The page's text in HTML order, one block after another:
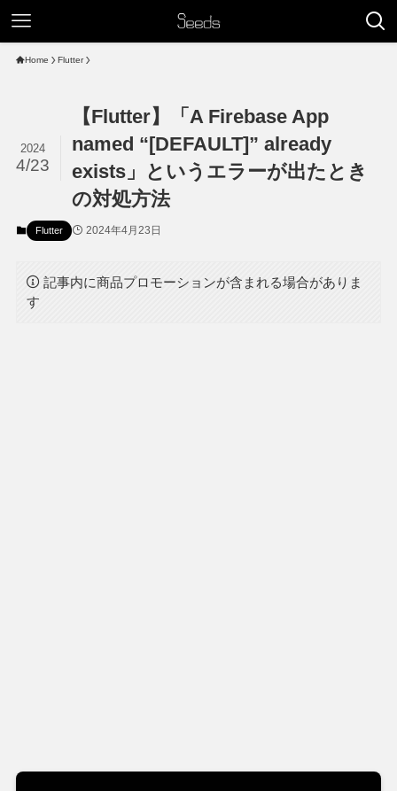
Home Flutter
【Flutter】「A Firebase App
named “[DEFAULT]” already
exists」というエラーが出たとき
の対処方法
2024
4/23
Flutter 2024年4月23日
記事内に商品プロモーションが含まれる場合がありま
す